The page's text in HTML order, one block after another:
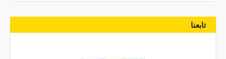
تابعنا